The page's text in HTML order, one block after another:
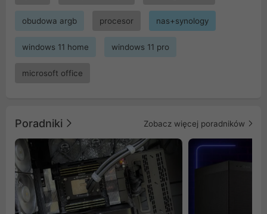
obudowa argb procesor nas+synology
windows 11 home windows 11 pro
microsoft office
Poradniki Zobacz więcej poradników